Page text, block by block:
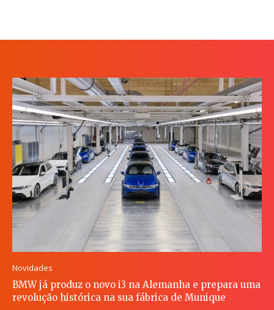
Novidades
BMW já produz o novo i3 na Alemanha e prepara uma
revolução histórica na sua fábrica de Munique